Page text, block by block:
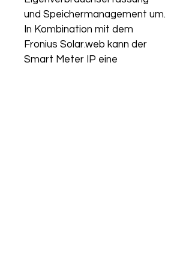
und Speichermanagement um.
In Kombination mit dem
Fronius Solar.web kann der
Smart Meter IP eine